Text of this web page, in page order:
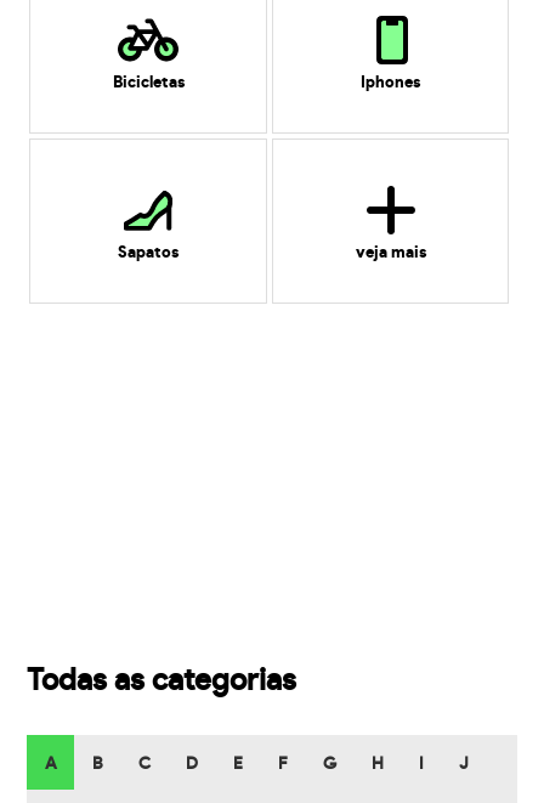
Bicicletas Iphones
Sapatos veja mais
Todas as categorias
A B C D E F G H J